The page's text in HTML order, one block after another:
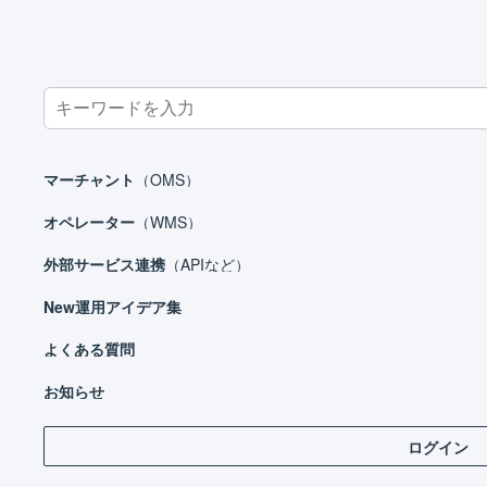
Search
for:
マーチャント （OMS）
オペレーター （WMS）
外部サービス連携 （APIなど）
New運用アイデア集
よくある質問
お知らせ
ログイン
ホーム お知らせ 検索結果